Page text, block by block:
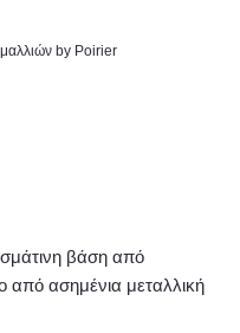
by Poirier
βάση από
από ασημένια μεταλλική